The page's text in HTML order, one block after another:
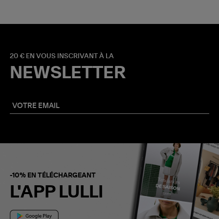
20 € EN VOUS INSCRIVANT À LA
NEWSLETTER
-10% EN TÉLÉCHARGEANT
L'APP LULLI